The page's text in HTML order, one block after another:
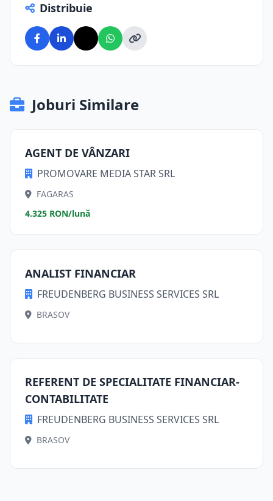
Distribuie
Joburi Similare
AGENT DE VÂNZARI
PROMOVARE MEDIA STAR SRL
FAGARAS
4.325 RON/lună
ANALIST FINANCIAR
FREUDENBERG BUSINESS SERVICES SRL
BRASOV
REFERENT DE SPECIALITATE FINANCIAR-
CONTABILITATE
FREUDENBERG BUSINESS SERVICES SRL
BRASOV